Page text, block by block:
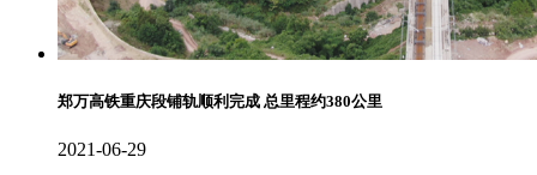
郑万高铁重庆段铺轨顺利完成 总里程约380公里
2021-06-29